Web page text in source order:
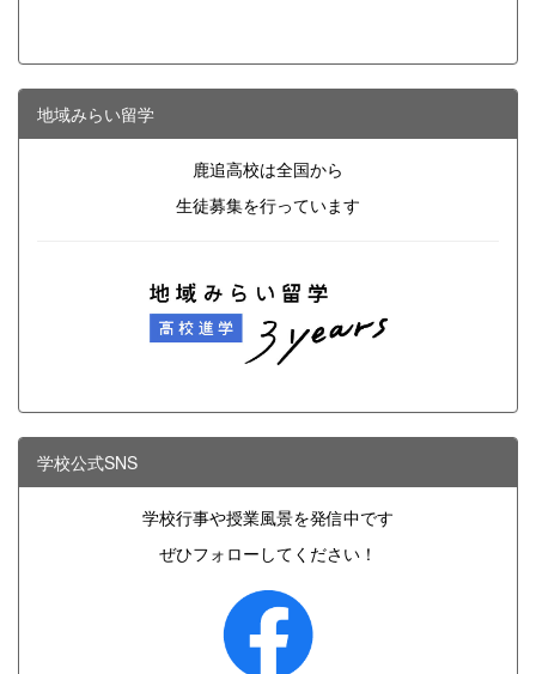
地域みらい留学
鹿追高校は全国から
生徒募集を行っています
学校公式SNS
学校行事や授業風景を発信中です
ぜひフォローしてください！